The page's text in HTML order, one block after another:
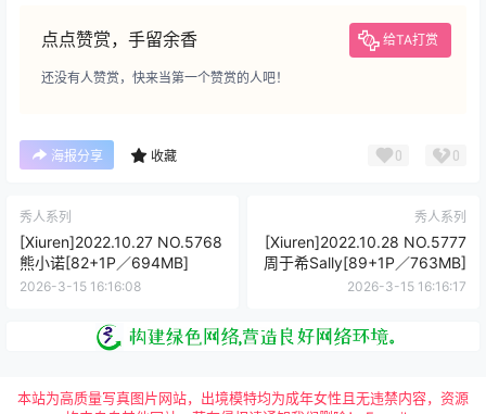
点点赞赏，手留余香 给TA打赏
还没有人赞赏，快来当第一个赞赏的人吧！
海报分享 收藏 0 0
秀人系列
[Xiuren]2022.10.27 NO.5768
熊小诺[82+1P／694MB]
2026-3-15 16:16:08
秀人系列
[Xiuren]2022.10.28 NO.5777
周于希Sally[89+1P／763MB]
2026-3-15 16:16:17
本站为高质量写真图片网站，出境模特均为成年女性且无违禁内容，资源